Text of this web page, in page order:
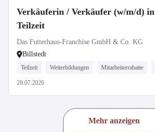
Verkäuferin / Verkäufer (w/m/d) in
Teilzeit
Das Futterhaus-Franchise GmbH & Co. KG
Billstedt
Teilzeit Weiterbildungen Mitarbeiterrabatte
28.07.2026
Mehr anzeigen